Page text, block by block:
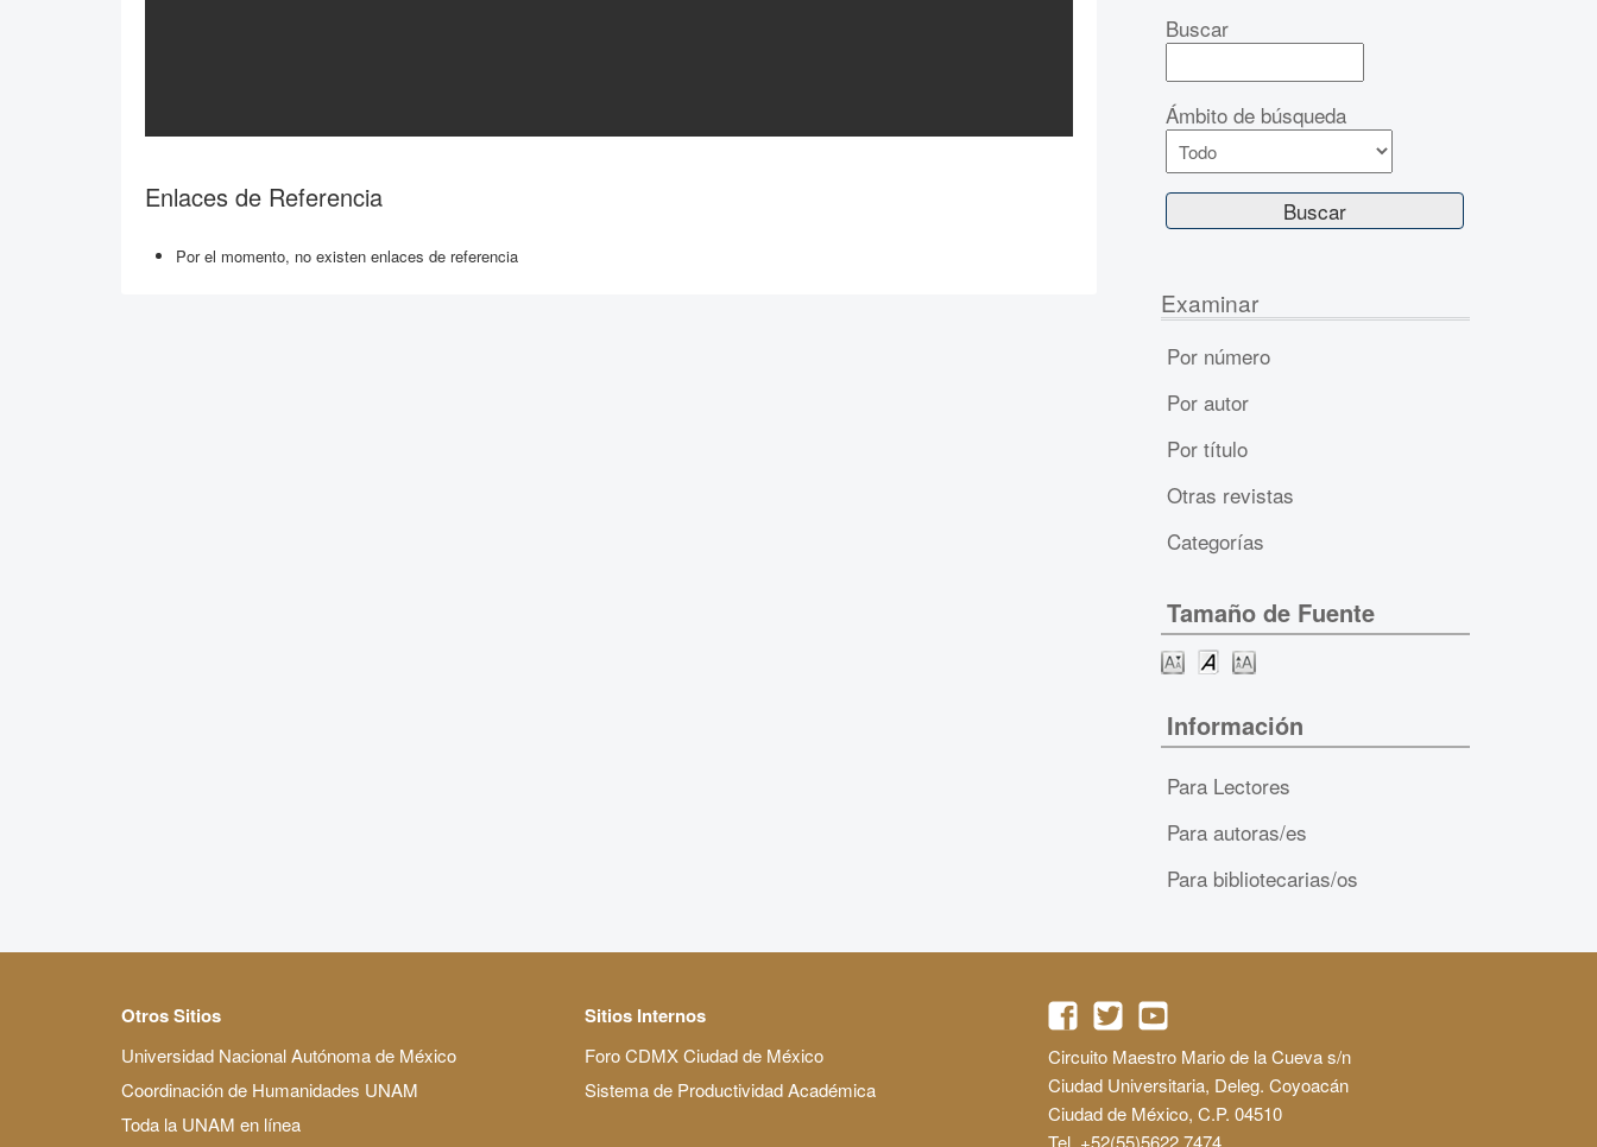
Enlaces de Referencia
Por el momento, no existen enlaces de referencia
Buscar
Ámbito de búsqueda
Examinar
Por número
Por autor
Por título
Otras revistas
Categorías
Tamaño de Fuente
Información
Para Lectores
Para autoras/es
Para bibliotecarias/os
Otros Sitios
Universidad Nacional Autónoma de México
Coordinación de Humanidades UNAM
Toda la UNAM en línea
Sitios Internos
Foro CDMX Ciudad de México
Sistema de Productividad Académica
Circuito Maestro Mario de la Cueva s/n
Ciudad Universitaria, Deleg. Coyoacán
Ciudad de México, C.P. 04510
Tel. +52(55)5622 7474